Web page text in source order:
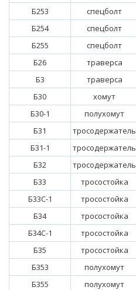
Б253
спецболт
Б254
спецболт
Б255
спецболт
Б26
траверса
Б3
траверса
Б30
хомут
Б30-1
полухомут
Б31
тросодержатель
Б31-1
тросодержатель
Б32
тросодержатель
Б33
тросостойка
Б33С-1
тросостойка
Б34
тросостойка
Б34С-1
тросостойка
Б35
тросостойка
Б353
полухомут
Б355
полухомут